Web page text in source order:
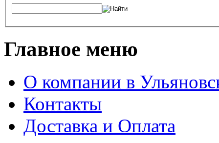
Главное меню
О компании в
Контакты
Доставка и Оплата